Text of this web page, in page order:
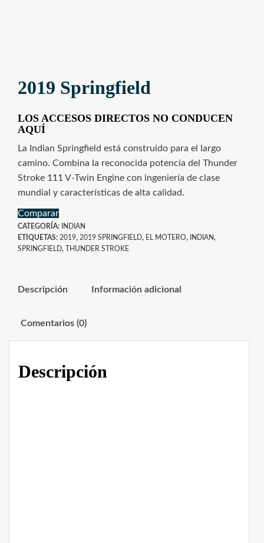
2019 Springfield
LOS ACCESOS DIRECTOS NO CONDUCEN
AQUÍ
La Indian Springfield está construido para el largo
camino. Combina la reconocida potencia del Thunder
Stroke 111 V-Twin Engine con ingeniería de clase
mundial y características de alta calidad.
Comparar
CATEGORÍA:
INDIAN
ETIQUETAS: 2019, 2019 SPRINGFIELD, EL MOTERO, INDIAN,
SPRINGFIELD, THUNDER STROKE
Descripción Información adicional
Comentarios (0)
Descripción